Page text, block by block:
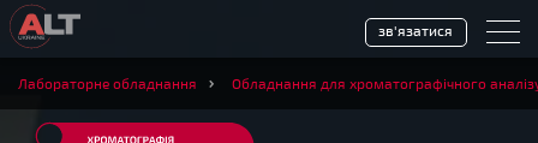
Лабораторне обладнання Обладнання для хроматографічного
зв'язатися